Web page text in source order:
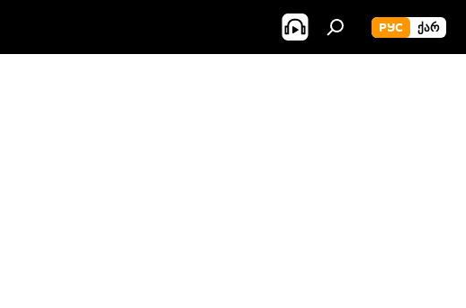
РУС ᲥᲐᲠ